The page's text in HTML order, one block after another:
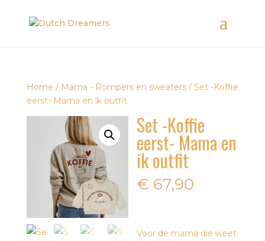
Home / Mama - Rompers en sweaters/ Set -Koffie
eerst- Mama en ik outfit
Set -Koffie
eerst- Mama en
ik outfit
€ 67,90
Voor de mama die weet